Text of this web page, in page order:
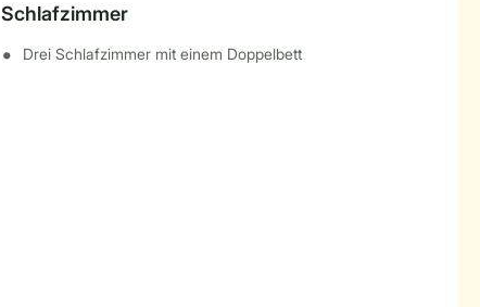
Schlafzimmer
Drei Schlafzimmer mit einem Doppelbett